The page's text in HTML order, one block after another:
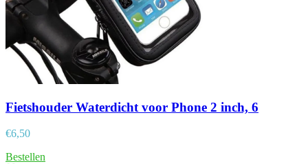
Fietshouder Waterdicht voor Phone 2 inch, 6
€6,50
Bestellen